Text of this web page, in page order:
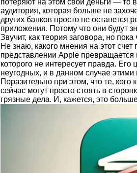
аудитория, которая больше не
других банков просто не останется
приложения. Потому что они будут
Звучит, как теория заговора, но
Не знаю, какого мнения на этот
представлении Apple
которого не интересует правда. Его
неугодных, и в данном случае
Поразительно при этом, что те,
сейчас могут просто стоять в
грязные дела. И, кажется, это